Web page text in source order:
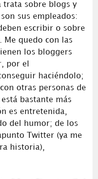
trata sobre blogs y
sus empleados:
escribir o sobre
Me quedo con las
los bloggers
por el
haciéndolo;
con otras personas de
está bastante más
es entretenida,
del humor; de los
Twitter (ya me
historia),